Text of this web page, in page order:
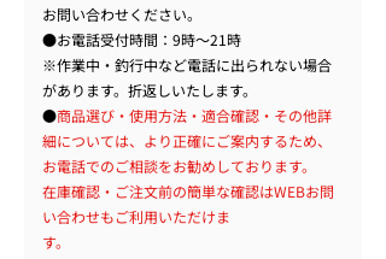
お問い合わせください。​
●お電話受付時間：9時～21時
​※作業中・釣行中など電話に出られない場合
があります。折返しいたします。
●商品選び・使用方法・適合確認・その他詳
細については、より正確にご案内するため、
お電話でのご相談をお勧めしております。
在庫確認・ご注文前の簡単な確認はWEBお問
い合わせもご利用いただけま
す。